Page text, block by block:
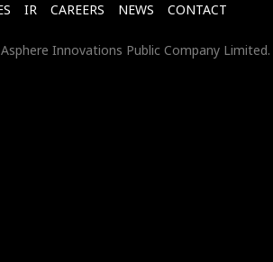
IR CAREERS NEWS CONTACT
Innovations Public Company Limited.